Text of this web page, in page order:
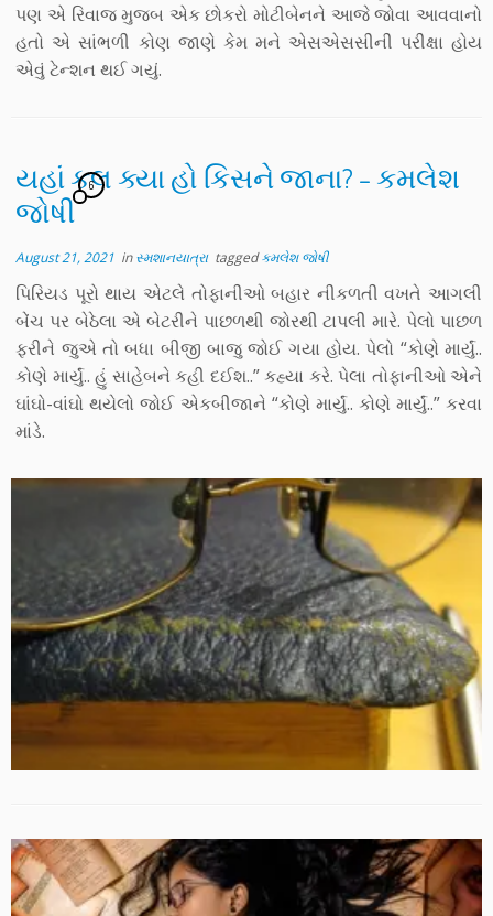
પણ એ રિવાજ મુજબ એક છોકરો મોટીબેનને આજે જોવા આવવાનો
હતો એ સાંભળી કોણ જાણે કેમ મને એસએસસીની પરીક્ષા હોય
એવું ટેન્શન થઈ ગયું.
યહાં કલ ક્યા હો કિસને જાના? – કમલેશ
જોષી
6
August 21, 2021 inસ્મશાનયાત્રા taggedકમલેશ જોષી
પિરિયડ પૂરો થાય એટલે તોફાનીઓ બહાર નીકળતી વખતે આગલી
બેંચ પર બેઠેલા એ બેટરીને પાછળથી જોરથી ટાપલી મારે. પેલો પાછળ
ફરીને જુએ તો બધા બીજી બાજુ જોઈ ગયા હોય. પેલો “કોણે માર્યું..
કોણે માર્યું.. હું સાહેબને કહી દઈશ..” કહ્યા કરે. પેલા તોફાનીઓ એને
ઘાંઘો-વાંઘો થયેલો જોઈ એકબીજાને “કોણે માર્યું.. કોણે માર્યું..” કરવા
માંડે.